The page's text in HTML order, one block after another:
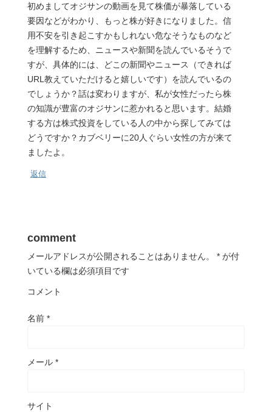
初めましてオジサンの動画を見て株価が暴落している
要因などがわかり、もっと株が好きになりました。信
用不安を引き起こすかもしれない危なそうなものなど
を理解するため、ニュースや新聞を読んでいるそうで
すが、具体的には、どこの新聞やニュース（できれば
URL教えていただけると嬉しいです）を読んでいるの
でしょうか？話は変わりますが、私が女性だったら株
の知識が豊富のオジサンに惹かれると思います。結婚
する方は株式投資をしている人の中から探してみては
どうですか？カブベリーに20人ぐらい女性の方が来て
ましたよ。
返信
comment
メールアドレスが公開されることはありません。 * が付
いている欄は必須項目です
コメント
名前 *
メール *
サイト